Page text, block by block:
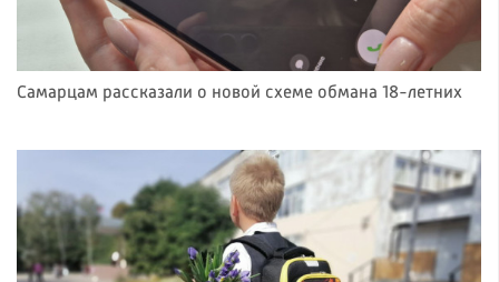
Самарцам рассказали о новой схеме обмана 18-летних